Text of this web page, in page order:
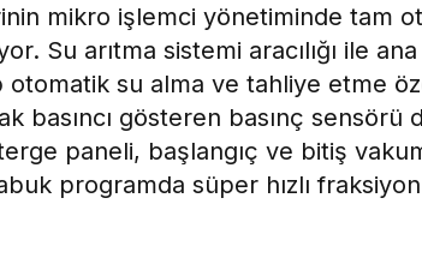
mikro işlemci yönetiminde tam
Su arıtma sistemi aracılığı ile
otomatik su alma ve tahliye etme
basıncı gösteren basınç sensörü
paneli, başlangıç ve bitiş
programda süper hızlı